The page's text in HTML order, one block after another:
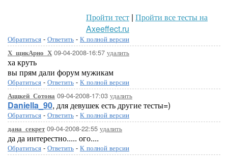
Пройти тест | Пройти все тесты на
Axeeffect.ru
Обратиться - Ответить - К полной версии
Х_щикАрно_Х 09-04-2008-16:57 удалить
ха круть
вы прям дали форум мужикам
Обратиться - Ответить - К полной версии
Аццкей_Сотона 09-04-2008-17:03 удалить
Daniella_90, для девушек есть другие тесты=)
Обратиться - Ответить - К полной версии
дана_секрет09-04-2008-22:55 удалить
да да интерестно..... ого....
Обратиться - Ответить - К полной версии